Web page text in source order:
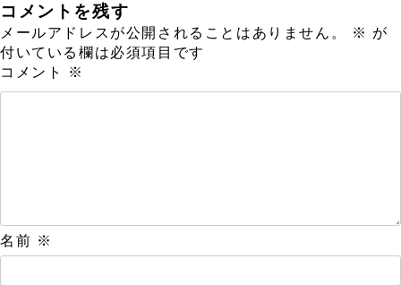
コメントを残す
メールアドレスが公開されることはありません。 ※ が
付いている欄は必須項目です
コメント
※
名前 ※